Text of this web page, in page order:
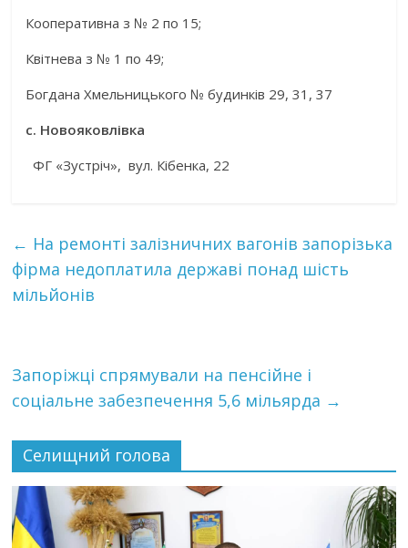
Кооперативна з № 2 по 15;
Квітнева з № 1 по 49;
Богдана Хмельницького № будинків 29, 31, 37
с. Новояковлівка
ФГ «Зустріч», вул. Кібенка, 22
← На ремонті залізничних вагонів запорізька
фірма недоплатила державі понад шість
мільйонів
Запоріжці спрямували на пенсійне і
соціальне забезпечення 5,6 мільярда →
Селищний голова